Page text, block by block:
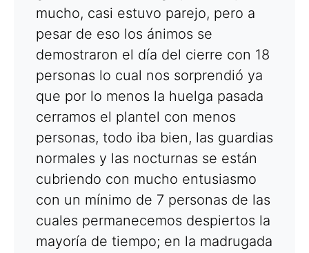
mucho, casi estuvo parejo, pero a
pesar de eso los ánimos se
demostraron el día del cierre con 18
personas lo cual nos sorprendió ya
que por lo menos la huelga pasada
cerramos el plantel con menos
personas, todo iba bien, las guardias
normales y las nocturnas se están
cubriendo con mucho entusiasmo
con un mínimo de 7 personas de las
cuales permanecemos despiertos la
mayoría de tiempo; en la madrugada